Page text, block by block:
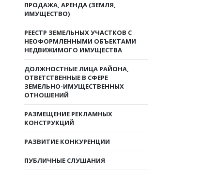
ПРОДАЖА, АРЕНДА (ЗЕМЛЯ,
ИМУЩЕСТВО)
РЕЕСТР ЗЕМЕЛЬНЫХ УЧАСТКОВ С
НЕОФОРМЛЕННЫМИ ОБЪЕКТАМИ
НЕДВИЖИМОГО ИМУЩЕСТВА
ДОЛЖНОСТНЫЕ ЛИЦА РАЙОНА,
ОТВЕТСТВЕННЫЕ В СФЕРЕ
ЗЕМЕЛЬНО-ИМУЩЕСТВЕННЫХ
ОТНОШЕНИЙ
РАЗМЕЩЕНИЕ РЕКЛАМНЫХ
КОНСТРУКЦИЙ
РАЗВИТИЕ КОНКУРЕНЦИИ
ПУБЛИЧНЫЕ СЛУШАНИЯ